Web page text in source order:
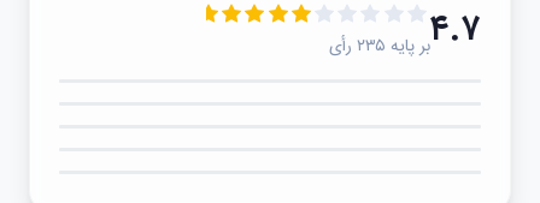
۴.۷بر پایه ۲۳۵ رأی